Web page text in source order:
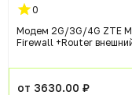
0
Модем 2G/3G/4G ZTE
Firewall +Router
от 3630.00 ₽